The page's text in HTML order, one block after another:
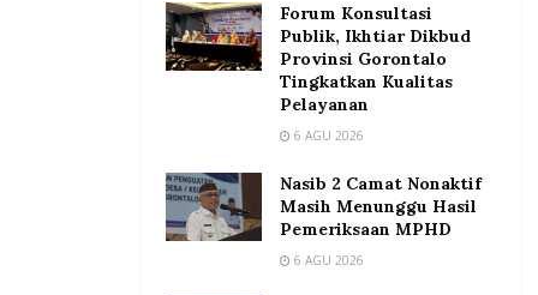
Forum Konsultasi
Publik, Ikhtiar Dikbud
Provinsi Gorontalo
Tingkatkan Kualitas
Pelayanan
6 AGU 2026
Nasib 2 Camat Nonaktif
Masih Menunggu Hasil
Pemeriksaan MPHD
6 AGU 2026